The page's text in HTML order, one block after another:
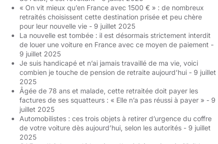
« On vit mieux qu’en France avec 1500 € » : de nombreux
retraités choisissent cette destination prisée et peu chère
pour leur nouvelle vie - 9 juillet 2025
La nouvelle est tombée : il est désormais strictement interdit
de louer une voiture en France avec ce moyen de paiement -
9 juillet 2025
Je suis handicapé et n’ai jamais travaillé de ma vie, voici
combien je touche de pension de retraite aujourd’hui - 9 juillet
2025
Âgée de 78 ans et malade, cette retraitée doit payer les
factures de ses squatteurs : « Elle n’a pas réussi à payer » - 9
juillet 2025
Automobilistes : ces trois objets à retirer d’urgence du coffre
de votre voiture dès aujourd’hui, selon les autorités - 9 juillet
2025